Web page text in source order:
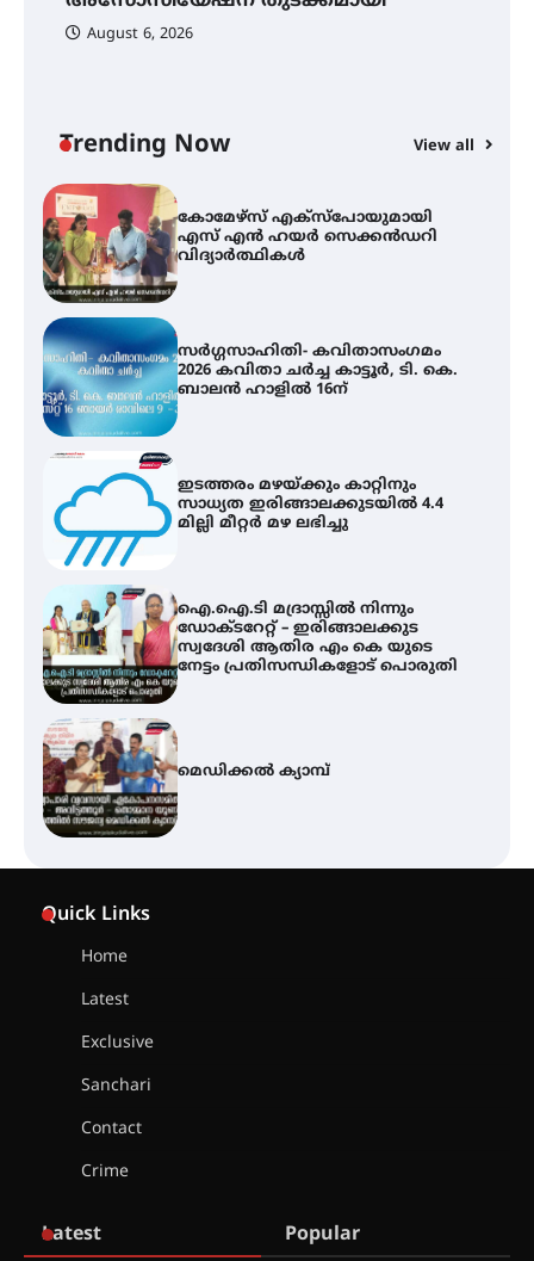
August 6, 2026
Trending Now View all
സർഗ്ഗസാഹിതി- കവിതാസംഗമം
2026 കവിതാ ചർച്ച കാട്ടൂർ, ടി. കെ.
ബാലൻ ഹാളിൽ 16ന്
ഇടത്തരം മഴയ്ക്കും കാറ്റിനും
സാധ്യത ഇരിങ്ങാലക്കുടയിൽ 4.4
മില്ലി മീറ്റർ മഴ ലഭിച്ചു
ഐ.ഐ.ടി മദ്രാസ്സിൽ നിന്നും
ഡോക്ടറേറ്റ് – ഇരിങ്ങാലക്കുട
സ്വദേശി ആതിര എം കെ യുടെ
നേട്ടം പ്രതിസന്ധികളോട് പൊരുതി
മെഡിക്കൽ ക്യാമ്പ്
സെന്റ് ജോസഫ്സ് കോളജ്
കോമേഴ്‌സ് അസോസിയേഷന്
തുടക്കമായി
Quick Links
Home
Latest
Exclusive
Sanchari
Contact
Crime
Latest Popular